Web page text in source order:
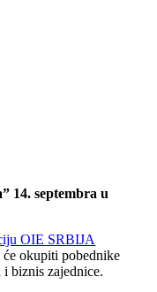
14. septembra u
OIE SRBIJA
okupiti pobednike
i biznis zajednice.